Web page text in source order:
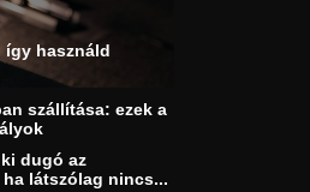
használd
szállítása: ezek a
dugó az
látszólag nincs...